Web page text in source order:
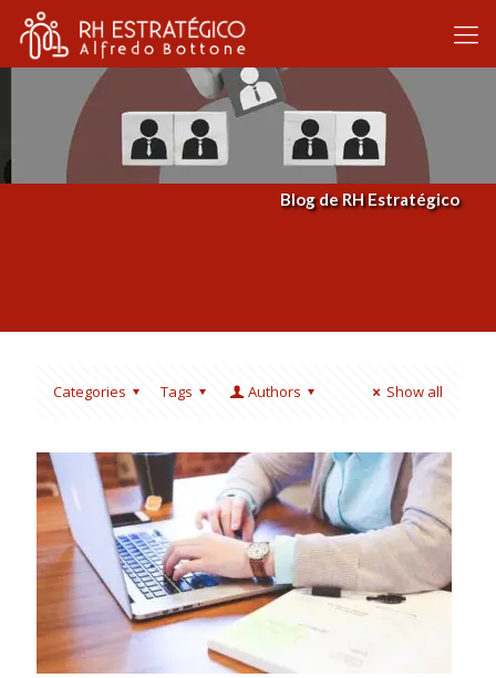
Blog de RH Estratégico
Categories Tags Authors Show all